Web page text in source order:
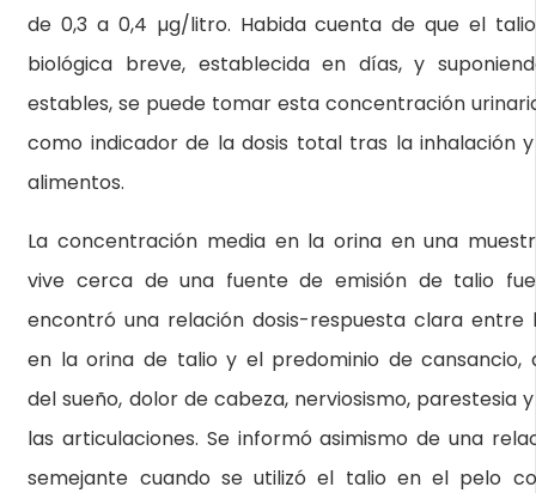
de 0,3 a 0,4 µg/litro. Habida cuenta de que el
biológica breve, establecida en días, y
estables, se puede tomar esta concentración
como indicador de la dosis total tras la inhalación
alimentos.
La concentración media en la orina en una
vive cerca de una fuente de emisión de talio
encontró una relación dosis-respuesta clara entre
en la orina de talio y el predominio de cansancio,
del sueño, dolor de cabeza, nerviosismo, parestesia
las articulaciones. Se informó asimismo de una
semejante cuando se utilizó el talio en el pelo